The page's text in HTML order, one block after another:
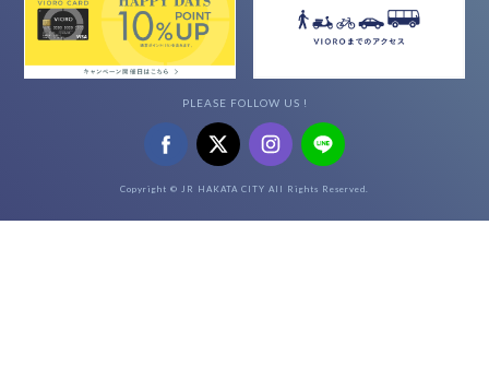
PLEASE FOLLOW US !
Copyright © JR HAKATA CITY All Rights Reserved.